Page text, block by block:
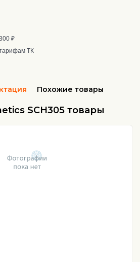
₽
ТК
Похожие товары
SCH305 товары